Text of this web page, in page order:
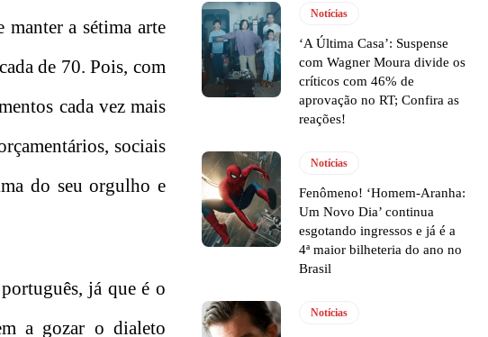
manter a sétima arte
de 70. Pois, com
cada vez mais
sociais
do seu orgulho e
já que é o
a gozar o dialeto
Notícias
‘A Última Casa’: Suspense
com Wagner Moura divide os
críticos com 46% de
aprovação no RT; Confira as
reações!
Notícias
Fenômeno! ‘Homem-Aranha:
Um Novo Dia’ continua
esgotando ingressos e já é a
4ª maior bilheteria do ano no
Brasil
Notícias